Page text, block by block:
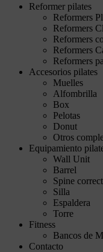
Reformer pilates
Reformers
Reformers
Reformers
Reformers
Reformers
Accesorios pilates
Muelles
Alfombrilla
Box
Pelotas
Donut
Otros
Equipamiento
Wall Unit
Barrel
Spine
Silla
Espaldera
Torre
Fitness
Bancos de
Contacto